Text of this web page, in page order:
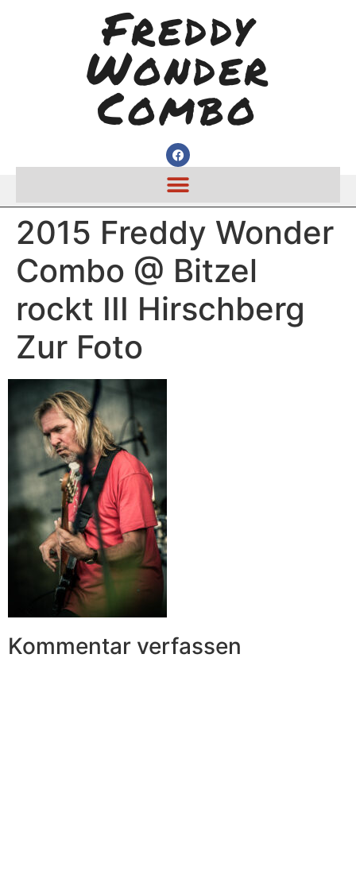
Freddy
Wonder
Combo
2015 Freddy Wonder
Combo @ Bitzel
rockt III Hirschberg
Zur Foto
Kommentar verfassen